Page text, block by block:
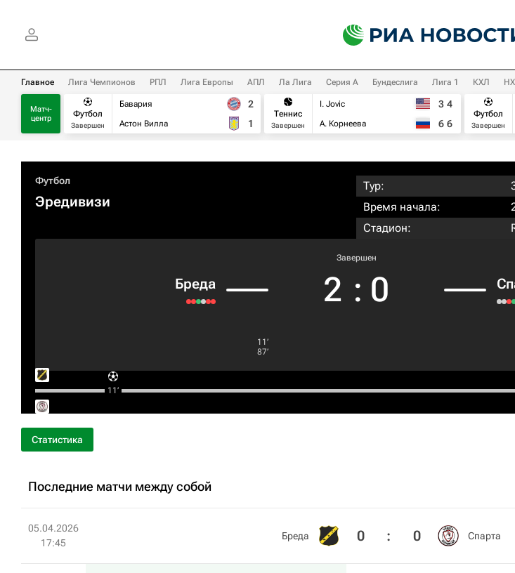
Главное Лига Чемпионов РПЛ Лига Европы АПЛ Ла Лига Серия А Бундеслига Лига 1 КХЛ
Матч-
центр
Футбол
Завершен
Бавария
Астон Вилла
2
1
Теннис
Завершен
I. Jovic
А. Корнеева
3 4
6 6
Футбол
Завершен
Футбол
Эредивизи
Тур:
Время начала:
Стадион:
Бреда
Завершен
2 : 0
11‎’‎
87‎’‎
11‎’‎
Статистика
Последние матчи между собой
05.04.2026
17:45
Бреда 0 : 0 Спарта